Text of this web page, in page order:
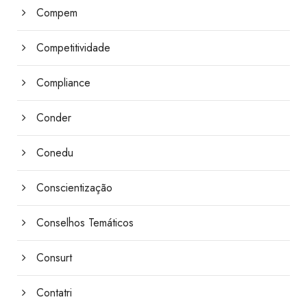
Compem
Competitividade
Compliance
Conder
Conedu
Conscientização
Conselhos Temáticos
Consurt
Contatri